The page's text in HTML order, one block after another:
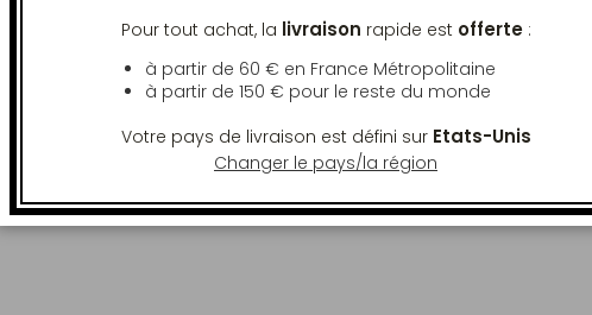
sous 48h ouvrées. En France Métropolitaine,
de plus de 60€. Hors France
pour toute commande de plus de 150€,
Pour tout achat, la livraison rapide est offerte:
à partir de 60 € en France Métropolitaine
à partir de 150 € pour le reste du monde
Votre pays de livraison est défini sur Etats-Unis
Changer le pays/la région